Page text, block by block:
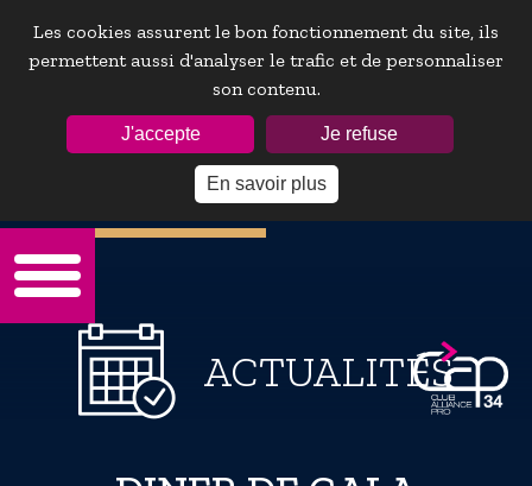
Les cookies assurent le bon fonctionnement du site, ils
permettent aussi d'analyser le trafic et de personnaliser
son contenu.
J'accepte Je refuse
En savoir plus
Mot de passe oublie ?
ACTUALITÉS